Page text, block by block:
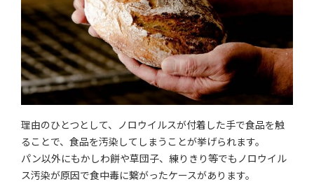
理由のひとつとして、ノロウイルスが付着した手で食品を触
ることで、食品を汚染してしまうことが挙げられます。
パン以外にもかしわ餅や草団子、練りきり等でもノロウイル
ス汚染が原因で食中毒に繋がったケースがあります。